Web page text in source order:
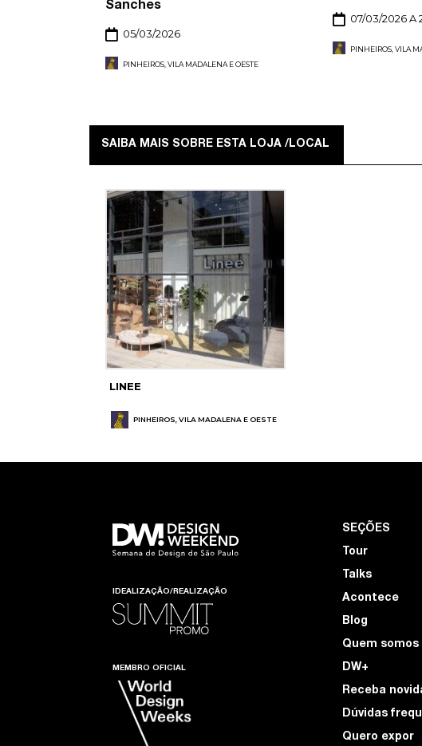
Sanches
05/03/2026
PINHEIROS, VILA MADALENA E OESTE
07/03/2026 A
PINHEIROS, VILA
SAIBA MAIS SOBRE ESTA LOJA /LOCAL
LINEE
PINHEIROS, VILA MADALENA E OESTE
IDEALIZAÇÃO/REALIZAÇÃO
MEMBRO OFICIAL
SEÇÕES
Tour
Talks
Acontece
Blog
Quem somos
DW+
Receba
Dúvidas
Quero expor